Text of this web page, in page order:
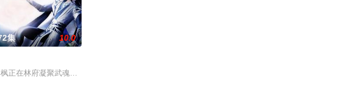
闭
因看不惯为幽界卖命的草头神欺压百姓
画
集 10.0
正在林府凝聚武魂，不想，他才刚将剑武魂修炼成雏形，未婚妻姬漫夭就趁机夺走了他的武魂，